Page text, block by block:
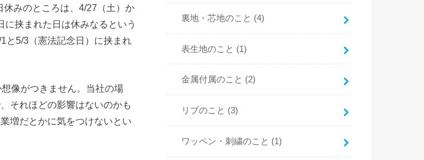
みのところは、4/27（土）か
挟まれた日は休みなるという
と5/3（憲法記念日）に挟まれ
像がつきません。当社の場
それほどの影響はないのかも
増だとかに気をつけないとい
裏地・芯地のこと (4)
表生地のこと (1)
金属付属のこと (2)
リブのこと (3)
ワッペン・刺繍のこと (1)